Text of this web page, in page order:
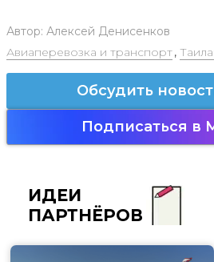
Автор: Алексей Денисенков
Авиаперевозка и транспорт,
Обсудить
Подписаться в
ИДЕИ
ПАРТНЁРОВ